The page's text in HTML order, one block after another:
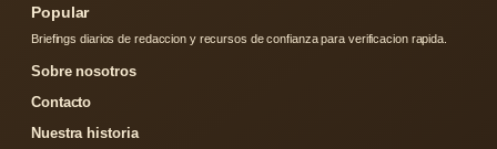
Popular
Briefings diarios de redaccion y recursos de confianza para verificacion rapida.
Sobre nosotros
Contacto
Nuestra historia